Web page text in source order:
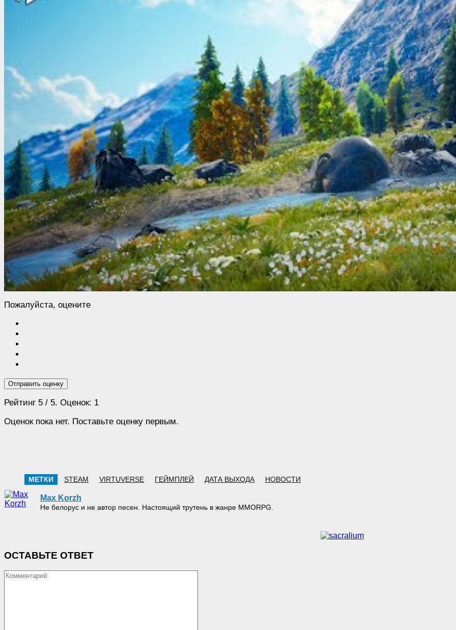
Пожалуйста, оцените
Отправить оценку
Рейтинг 5 / 5. Оценок: 1
Оценок пока нет. Поставьте оценку первым.
МЕТКИ STEAM VIRTUVERSE ГЕЙМПЛЕЙ ДАТА ВЫХОДА НОВОСТИ
Max Korzh
Не белорус и не автор песен. Настоящий трутень в жанре MMORPG.
ОСТАВЬТЕ ОТВЕТ